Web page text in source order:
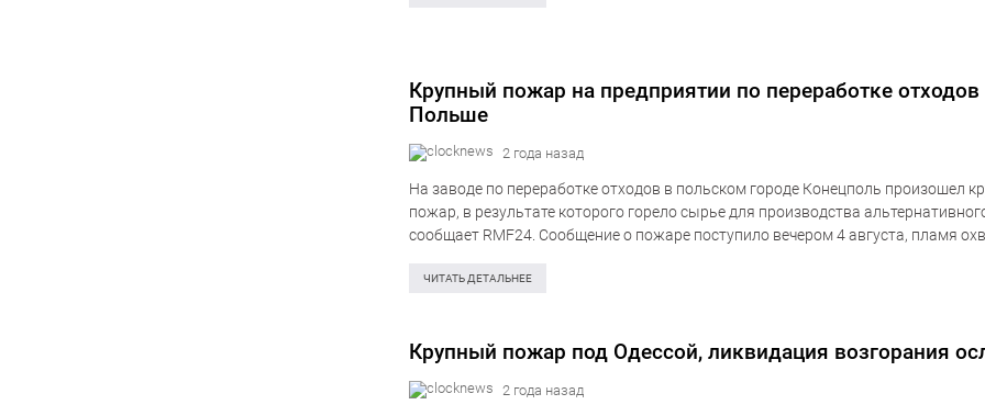
Крупный пожар на предприятии по переработке отходов
Польше
2 года назад
На заводе по переработке отходов в польском городе Конецполь произошел
пожар, в результате которого горело сырье для производства
сообщает RMF24. Сообщение о пожаре поступило вечером 4 августа, пламя
ЧИТАТЬ ДЕТАЛЬНЕЕ
Крупный пожар под Одессой, ликвидация возгорания
2 года назад